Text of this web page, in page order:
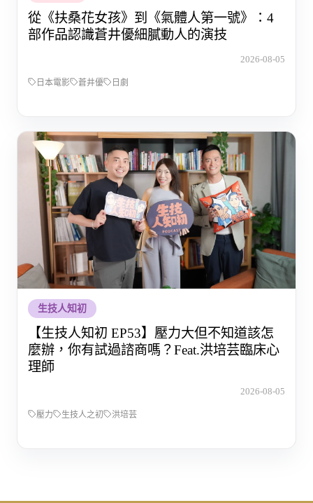
從《扶桑花女孩》到《氣體人第一號》：4
部作品認識蒼井優細膩動人的演技
2026-08-05
日本電影 蒼井優 日劇
生技人知初
【生技人知初 EP53】壓力大但不知道該怎
麼辦，你有試過諮商嗎？Feat.洪培芸臨床心
理師
2026-08-05
壓力 生技人之初 洪培芸